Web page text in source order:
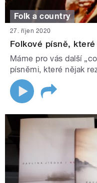
Folk a country
27. říjen 2020
Folkové písně,
Máme pro vás další
písněmi, které nějak